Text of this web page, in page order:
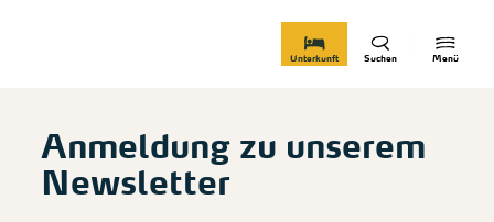
Menü
Suchen
Unterkunft
Anmeldung zu unserem
Newsletter